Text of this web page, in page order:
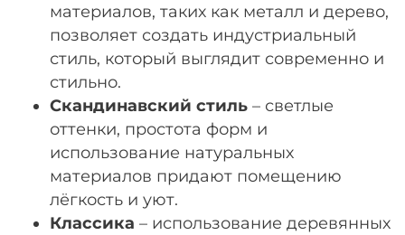
материалов, таких как металл и дерево,
позволяет создать индустриальный
стиль, который выглядит современно и
стильно.
Скандинавский стиль – светлые
оттенки, простота форм и
использование натуральных
материалов придают помещению
лёгкость и уют.
Классика – использование деревянных